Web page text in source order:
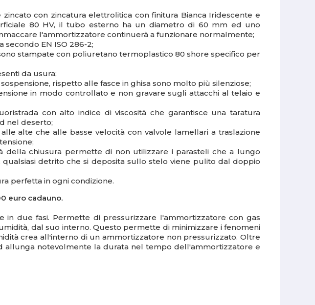
con zincatura elettrolitica con finitura Bianca Iridescente e
80 HV, il tubo esterno ha un diametro di 60 mm ed uno
l'ammortizzatore continuerà a funzionare normalmente;
EN ISO 286-2;
stampate con poliuretano termoplastico 80 shore specifico per
da usura;
rispetto alle fasce in ghisa sono molto più silenziose;
in modo controllato e non gravare sugli attacchi al telaio e
con alto indice di viscosità che garantisce una taratura
nel deserto;
alte che alle basse velocità con valvole lamellari a traslazione
chiusura permette di non utilizzare i parasteli che a lungo
detrito che si deposita sullo stelo viene pulito dal doppio
perfetta in ogni condizione.
euro cadauno.
in due fasi. Permette di pressurizzare l'ammortizzatore con gas
dal suo interno. Questo permette di minimizzare i fenomeni
crea all'interno di un ammortizzatore non pressurizzato. Oltre
notevolmente la durata nel tempo dell'ammortizzatore e